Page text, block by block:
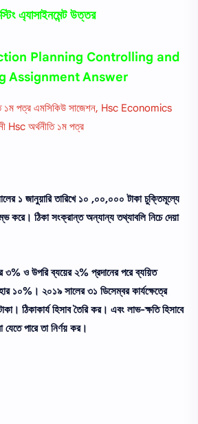
এ্যাসাইনমেন্ট উত্তর
Planning Controlling and
Assignment Answer
১ম পত্র এমসিকিউ সাজেশন, Hsc Economics
Hsc অর্থনীতি ১ম পত্র
১ জানুয়ারি তারিখে ১০ ,০০,০০০ টাকা চুক্তিমূল্যে
ঠিকা সংক্রান্ত অন্যান্য তথ্যাবলি নিচে দেয়া
৩% ও উপরি ব্যয়ের ২% প্রদানের পরে ব্যয়িত
১০%। ২০১৯ সালের ৩১ ডিসেম্বর কার্যক্ষেত্রে
ঠিকাকার্য হিসাব তৈরি কর। এবং লাভ-ক্ষতি হিসাবে
যেতে পারে তা নির্ণয় কর।